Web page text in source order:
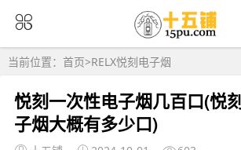
当前位置： 首页>RELX悦刻电子烟
悦刻一次性电子烟几百口(悦
子烟大概有多少口)